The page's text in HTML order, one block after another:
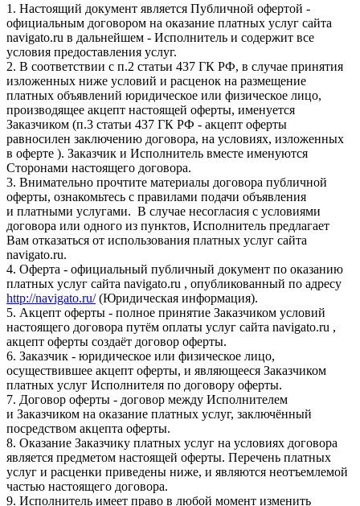
1. Настоящий документ является Публичной офертой -
официальным договором на оказание платных услуг сайта
navigato.ru в дальнейшем - Исполнитель и содержит все
условия предоставления услуг.
2. В соответствии с п.2 статьи 437 ГК РФ, в случае принятия
изложенных ниже условий и расценок на размещение
платных объявлений юридическое или физическое лицо,
производящее акцепт настоящей оферты, именуется
Заказчиком (п.3 статьи 437 ГК РФ - акцепт оферты
равносилен заключению договора, на условиях, изложенных
в оферте ). Заказчик и Исполнитель вместе именуются
Сторонами настоящего договора.
3. Внимательно прочтите материалы договора публичной
оферты, ознакомьтесь с правилами подачи объявления
и платными услугами. В случае несогласия с условиями
договора или одного из пунктов, Исполнитель предлагает
Вам отказаться от использования платных услуг сайта
navigato.ru.
4. Оферта - официальный публичный документ по оказанию
платных услуг сайта navigato.ru , опубликованный по адресу
http://navigato.ru/(Юридическая информация).
5. Акцепт оферты - полное принятие Заказчиком условий
настоящего договора путём оплаты услуг сайта navigato.ru ,
акцепт оферты создаёт договор оферты.
6. Заказчик - юридическое или физическое лицо,
осуществившее акцепт оферты, и являющееся Заказчиком
платных услуг Исполнителя по договору оферты.
7. Договор оферты - договор между Исполнителем
и Заказчиком на оказание платных услуг, заключённый
посредством акцепта оферты.
8. Оказание Заказчику платных услуг на условиях договора
является предметом настоящей оферты. Перечень платных
услуг и расценки приведены ниже, и являются неотъемлемой
частью настоящего договора.
9. Исполнитель имеет право в любой момент изменить